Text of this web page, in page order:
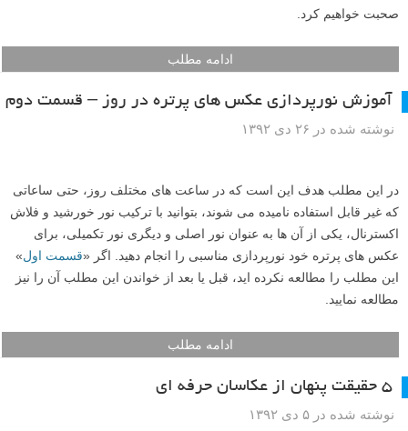
صحبت خواهیم کرد.
ادامه مطلب
آموزش نورپردازی عکس های پرتره در روز – قسمت دوم
نوشته شده در ۲۶ دی ۱۳۹۲